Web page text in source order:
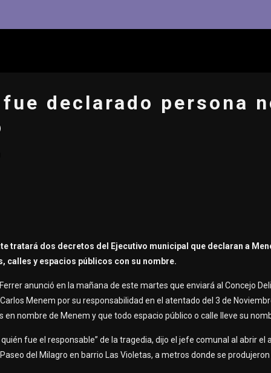
fue declarado persona
tratará dos decretos del Ejecutivo municipal que declaran a
calles y espacios públicos con su nombre.
anunció en la mañana de este martes que enviará al Concejo
Menem por su responsabilidad en el atentado del 3 de
nombre de Menem y que todo espacio público o calle lleve su
fue el responsable” de la tragedia, dijo el jefe comunal al abrir
del Milagro en barrio Las Violetas, a metros donde se produjeron